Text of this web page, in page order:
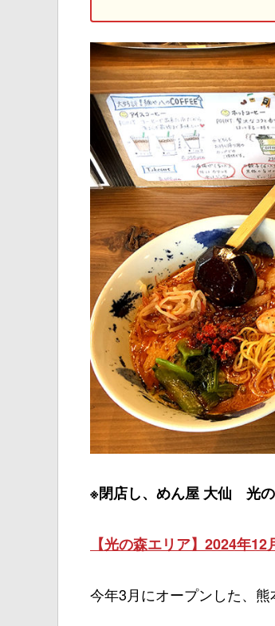
※閉店し、めん屋 大仙 光の
【光の森エリア】2024年12
今年3月にオープンした、熊